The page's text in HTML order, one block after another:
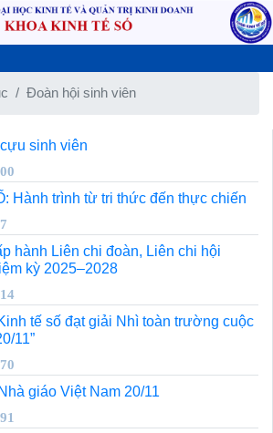
Đoàn hội sinh viên
sinh viên
Hành trình từ tri thức đến thực chiến
hành Liên chi đoàn, Liên chi hội
kỳ 2025–2028
tế số đạt giải Nhì toàn trường cuộc
11”
giáo Việt Nam 20/11